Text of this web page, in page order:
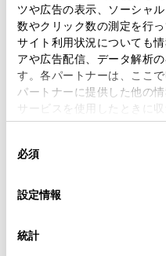
ツや広告の表示、ソーシャ
数やクリック数の測定を行
サイト利用状況についても
アや広告配信、データ解析
す。各パートナーは、ここ
パートナーに提供した他の
サービスを使用したときに
使用することがあります。
デバイスにすべてのCookie(
意したことになります。
設定の変更、同意を撤回し
「Cookie（クッキー）情報
必須
設定情報
統計
基本装備
パワステ
ABS